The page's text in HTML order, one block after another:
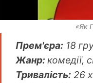
«Як
Прем'єра: 18
Жанр:комедії,
Тривалість: 26